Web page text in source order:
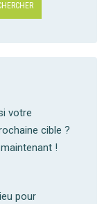
votre
cible ?
!
pour